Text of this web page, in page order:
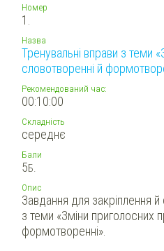
Номер
1.
Назва
Тренувальні вправи з теми
словотворенні й
Рекомендований час:
00:10:00
Складність
середнє
Бали
5Б.
Опис
Завдання для закріплення й
з теми «Зміни приголосних
формотворенні».